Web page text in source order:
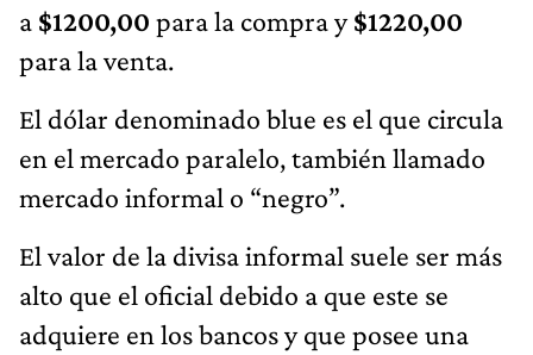
a $1200,00 para la compra y$1220,00
para la venta.
El dólar denominado blue es el que circula
en el mercado paralelo, también llamado
mercado informal o “negro”.
El valor de la divisa informal suele ser más
alto que el oficial debido a que este se
adquiere en los bancos y que posee una